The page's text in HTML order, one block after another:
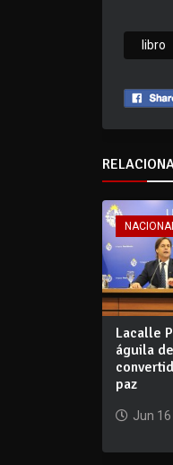
libro
Lacalle
águila
paz
Jun